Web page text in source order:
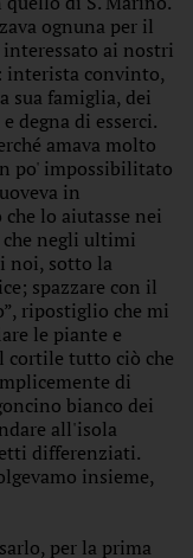
ognuna per il
ai nostri
interista convinto,
sua famiglia, dei
degna di esserci.
amava molto
po' impossibilitato
in
lo aiutasse nei
negli ultimi
noi, sotto la
spazzare con il
ripostiglio che mi
le piante e
cortile tutto ciò che
di
bianco dei
all'isola
differenziati.
insieme,
per la prima